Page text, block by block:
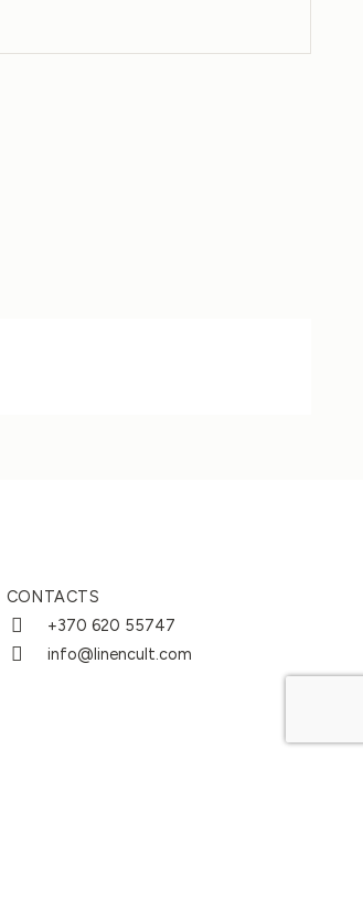
CONTACTS
+370 620 55747
info@linencult.com